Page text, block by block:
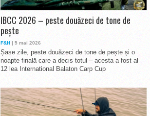
IBCC 2026 – peste douăzeci de tone de
pește
F&H | 5 mai 2026
Șase zile, peste douăzeci de tone de pește și o
noapte finală care a decis totul – acesta a fost al
12 lea International Balaton Carp Cup